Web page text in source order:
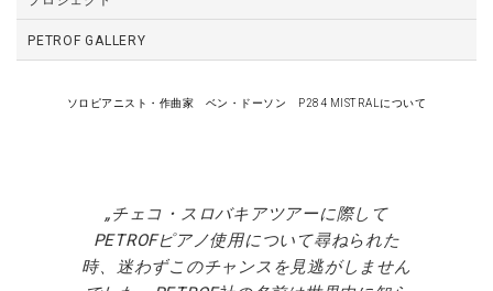
PETROF GALLERY
ソロピアニスト・作曲家 ベン・ドーソン P284 MISTRALについて
チェコ・スロバキアツアーに際して
PETROFピアノ使用について尋ねられた
時、迷わずこのチャンスを見逃がしません